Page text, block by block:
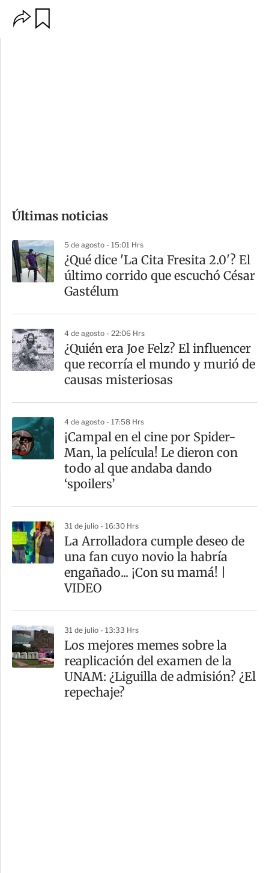
p
m
a
r
t
Últimas noticias
5 de agosto - 15:01 Hrs
¿Qué dice 'La Cita Fresita 2.0'? El
último corrido que escuchó César
Gastélum
4 de agosto - 22:06 Hrs
¿Quién era Joe Felz? El influencer
que recorría el mundo y murió de
causas misteriosas
4 de agosto - 17:58 Hrs
¡Campal en el cine por Spider-
Man, la película! Le dieron con
todo al que andaba dando
‘spoilers’
31 de julio - 16:30 Hrs
La Arrolladora cumple deseo de
una fan cuyo novio la habría
engañado... ¡Con su mamá! |
VIDEO
31 de julio - 13:33 Hrs
Los mejores memes sobre la
reaplicación del examen de la
UNAM: ¿Liguilla de admisión? ¿El
repechaje?